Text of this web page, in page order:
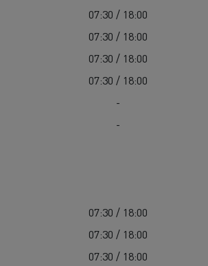
07:30 / 18:00
07:30 / 18:00
07:30 / 18:00
07:30 / 18:00
-
-
07:30 / 18:00
07:30 / 18:00
07:30 / 18:00